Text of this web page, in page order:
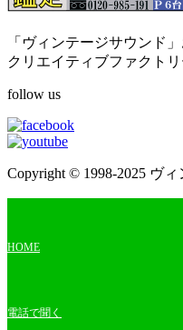
「ヴィンテージサウンド
クリエイティブファクトリ
follow us
Copyright © 1998-2025 ヴ
HOME
電話で聞く